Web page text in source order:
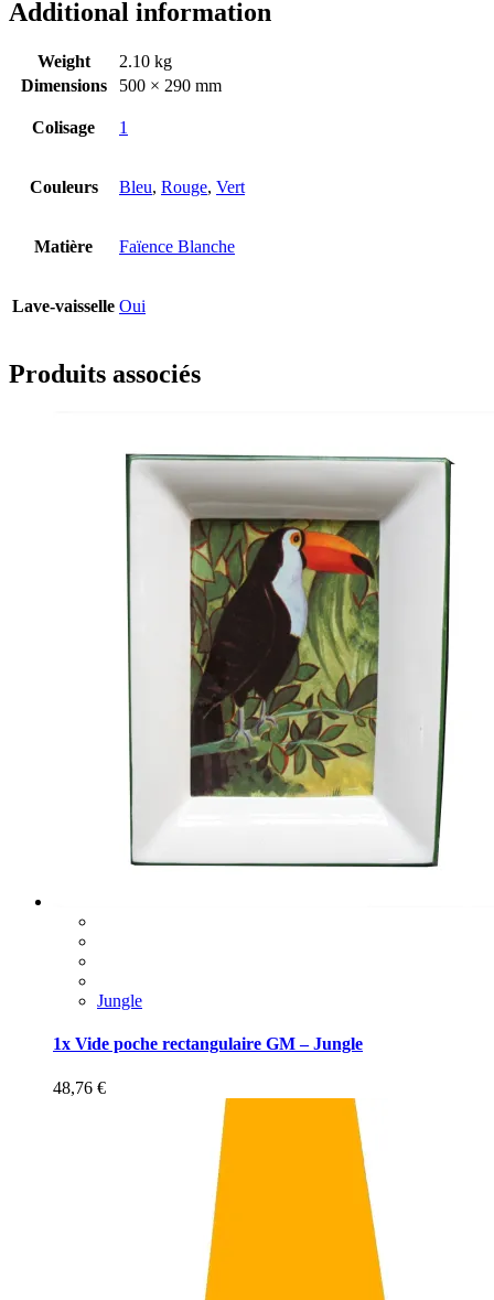
Additional information
Weight
2.10 kg
Dimensions
500 × 290 mm
Colisage 1
Couleurs Bleu, Rouge, Vert
Matière Faïence Blanche
Lave-vaisselle Oui
Produits associés
Jungle
1x Vide poche rectangulaire GM – Jungle
48,76 €